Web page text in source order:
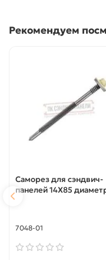
Рекомендуем
Саморез для сэндвич-
панелей 14X85
7048-01